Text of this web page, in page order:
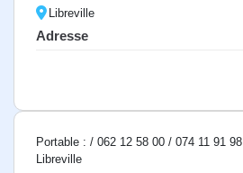
Libreville
Adresse
Portable : / 062 12 58 00 / 074 11 91 98
Libreville